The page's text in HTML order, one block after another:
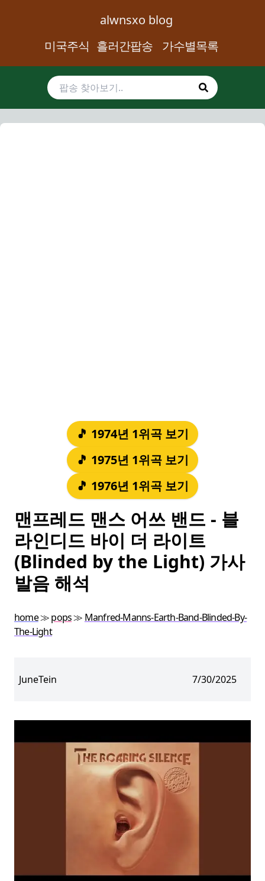
alwnsxo blog
미국주식 흘러간팝송 가수별목록
🎵 1974년 1위곡 보기
🎵 1975년 1위곡 보기
🎵 1976년 1위곡 보기
맨프레드 맨스 어쓰 밴드 - 블
라인디드 바이 더 라이트
(Blinded by the Light) 가사
발음 해석
home≫pops≫ Manfred-Manns-Earth-Band-Blinded-By-
The-Light
JuneTein 7/30/2025